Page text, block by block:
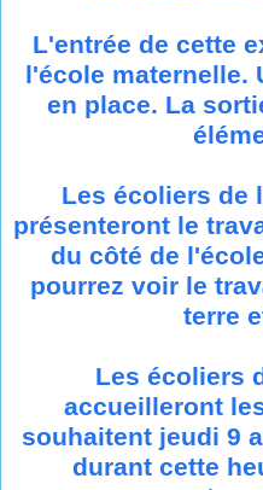
L'entrée de cette
l'école maternelle.
en place. La
Les écoliers de
présenteront le
du côté de
pourrez voir le
terre
Les écoliers
accueilleront
souhaitent jeudi 9
durant cette